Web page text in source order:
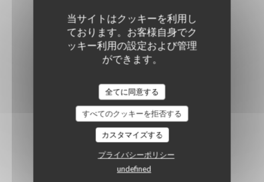
当サイトはクッキーを利用し
ております。お客様自身でク
ッキー利用の設定および管理
ができます。
全てに同意する
すべてのクッキーを拒否する
カスタマイズする
プライバシーポリシー
undefined